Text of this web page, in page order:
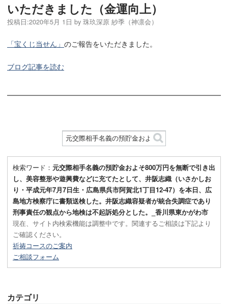
いただきました（金運向上）
投稿日:2020年5月 1日 by 珠玖深原 紗季（神凛会）
「宝くじ当せん」 のご報告をいただきました。
ブログ記事を読む
検索ワード： 元交際相手名義の預貯金およそ800万円を無断で引き出
し、美容整形や遊興費などに充てたとして、井阪志織（いさかしお
り・平成元年7月7日生・広島県呉市阿賀北1丁目12-47）を本日、広
島地方検察庁に書類送検した。井阪志織容疑者が統合失調症であり
刑事責任の観点から地検は不起訴処分とした。_香川県東かがわ市
現在、サイト内検索機能は調整中です。関連するご相談は下記より
ご確認ください。
祈祷コースのご案内
ご相談フォーム
カテゴリ